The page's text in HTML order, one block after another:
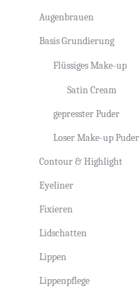
Augenbrauen
Basis Grundierung
Flüssiges Make-up
Satin Cream
gepresster Puder
Loser Make-up Puder
Contour & Highlight
Eyeliner
Fixieren
Lidschatten
Lippen
Lippenpflege